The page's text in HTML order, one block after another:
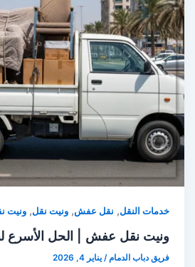
خدمات النقل, نقل عفش,ونيت نقل, ونيت
ونيت نقل عفش | الحل الأسرع
فريق دباب الدمام/يناير 4, 2026